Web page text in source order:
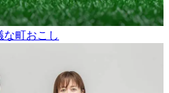
な町おこし